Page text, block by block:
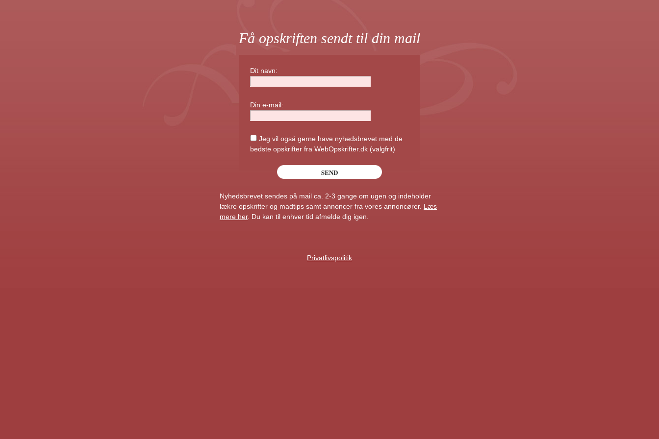
Få opskriften sendt til din mail
Dit navn:
Din e-mail:
Jeg vil også gerne have nyhedsbrevet med de
bedste opskrifter fra WebOpskrifter.dk (valgfrit)
Nyhedsbrevet sendes på mail ca. 2-3 gange om ugen og indeholder
lækre opskrifter og madtips samt annoncer fra vores annoncører. Læs
mere her. Du kan til enhver tid afmelde dig igen.
Privatlivspolitik